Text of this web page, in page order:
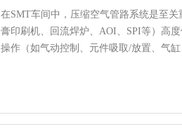
在SMT车间中，压缩空气管路系统是至
膏印刷机、回流焊炉、AOI、SPI等）高
操作（如气动控制、元件吸取/放置、气